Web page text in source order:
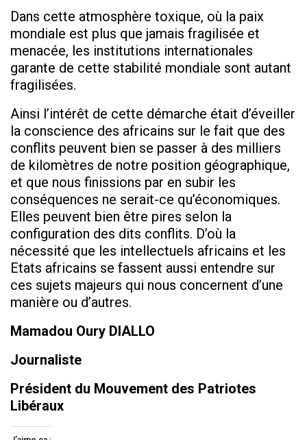
Dans cette atmosphère toxique, où la paix
mondiale est plus que jamais fragilisée et
menacée, les institutions internationales
garante de cette stabilité mondiale sont autant
fragilisées.
Ainsi l’intérêt de cette démarche était d’éveiller
la conscience des africains sur le fait que des
conflits peuvent bien se passer à des milliers
de kilomètres de notre position géographique,
et que nous finissions par en subir les
conséquences ne serait-ce qu’économiques.
Elles peuvent bien être pires selon la
configuration des dits conflits. D’où la
nécessité que les intellectuels africains et les
Etats africains se fassent aussi entendre sur
ces sujets majeurs qui nous concernent d’une
manière ou d’autres.
Mamadou Oury DIALLO
Journaliste
Président du Mouvement des Patriotes
Libéraux